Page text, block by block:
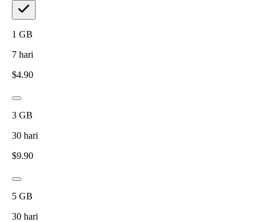
1 GB
7 hari
$4.90
3 GB
30 hari
$9.90
5 GB
30 hari